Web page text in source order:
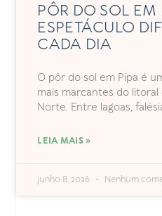
PÔR DO SOL EM
ESPETÁCULO
CADA DIA
O pôr do sol em Pipa é
mais marcantes do
Norte. Entre lagoas,
LEIA MAIS »
junho 8, 2026 Nenhum